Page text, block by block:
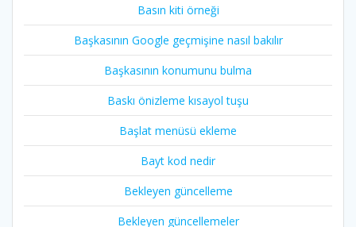
Basın kiti örneği
Başkasının Google geçmişine nasıl bakılır
Başkasının konumunu bulma
Baskı önizleme kısayol tuşu
Başlat menüsü ekleme
Bayt kod nedir
Bekleyen güncelleme
Bekleyen güncellemeler